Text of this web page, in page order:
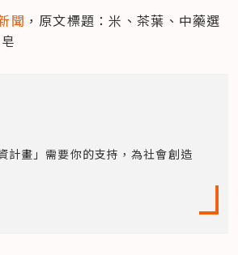
聞 ，原文標題：米、茶葉、中藥選
計畫」需要你的支持，為社會創造